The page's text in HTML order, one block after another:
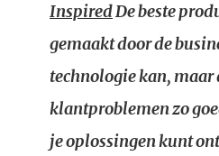
InspiredDe beste
gemaakt door de
technologie kan, maar
klantproblemen zo
je oplossingen kunt